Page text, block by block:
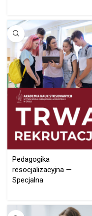
Pedagogika
resocjalizacyjna —
Specjalna